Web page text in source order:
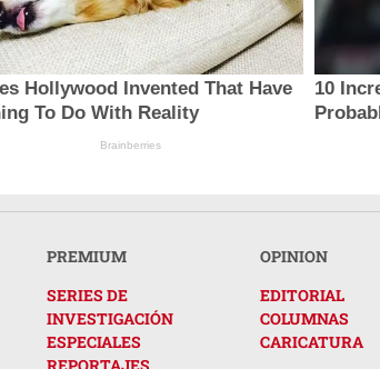
Hollywood Invented That Have
To Do With Reality
Brainberries
10
PREMIUM
SERIES DE
INVESTIGACIÓN
ESPECIALES
REPORTAJES
OPINION
EDITORIAL
COLUMNAS
CARICATURA